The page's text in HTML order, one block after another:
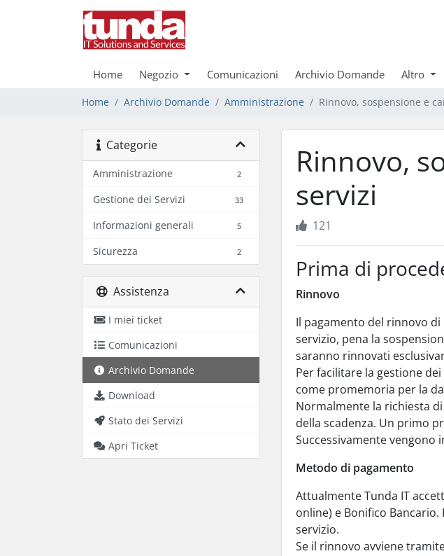
Home Negozio Comunicazioni Archivio Domande Altro
Home Archivio Domande Amministrazione Rinnovo, sospensione e
Categorie
Amministrazione 2
Gestione dei Servizi 33
Informazioni generali 5
Sicurezza 2
Assistenza
I miei ticket
Comunicazioni
Archivio Domande
Download
Stato dei Servizi
Apri Ticket
Rinnovo,
servizi
121
Prima di
Rinnovo
Il pagamento del rinnovo
servizio, pena la
saranno rinnovati
Per facilitare la gestione
come promemoria per la
Normalmente la richiesta
della scadenza. Un primo
Successivamente vengono
Metodo di pagamento
Attualmente Tunda IT
online) e Bonifico
servizio.
Se il rinnovo avviene